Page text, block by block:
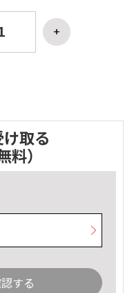
取る
料）
する